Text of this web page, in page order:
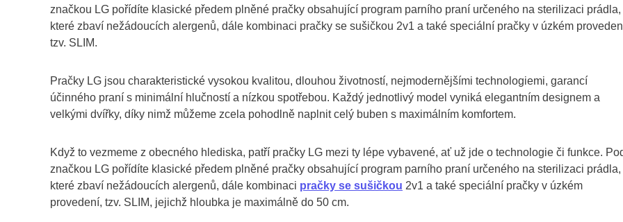
značkou LG pořídíte klasické předem plněné pračky obsahující program parního praní určeného na sterilizaci prádla,
které zbaví nežádoucích alergenů, dále kombinaci pračky se sušičkou 2v1 a také speciální pračky v úzkém
tzv. SLIM.
Pračky LG jsou charakteristické vysokou kvalitou, dlouhou životností, nejmodernějšími technologiemi, garancí
účinného praní s minimální hlučností a nízkou spotřebou. Každý jednotlivý model vyniká elegantním designem a
velkými dvířky, díky nimž můžeme zcela pohodlně naplnit celý buben s maximálním komfortem.
Když to vezmeme z obecného hlediska, patří pračky LG mezi ty lépe vybavené, ať už jde o technologie či funkce.
značkou LG pořídíte klasické předem plněné pračky obsahující program parního praní určeného na sterilizaci prádla,
které zbaví nežádoucích alergenů, dále kombinaci pračky se sušičkou 2v1 a také speciální pračky v úzkém
provedení, tzv. SLIM, jejichž hloubka je maximálně do 50 cm.